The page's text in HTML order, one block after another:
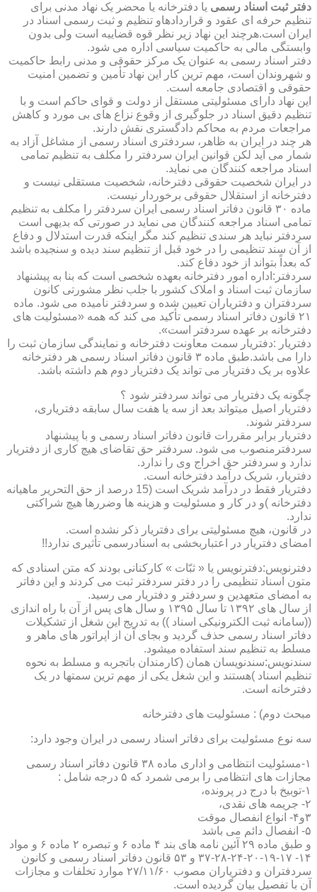
دفتر ثبت اسناد رسمی یا دفترخانه یا محضر یک نهاد مدنی برای
تنظیم حرفه ای عقود و قراردادهاو تنظیم و ثبت رسمی اسناد در
ایران است.هرچند این نهاد زیر نظر قوه قضاییه است ولی بدون
وابستگی مالی به حاکمیت سیاسی اداره می شود.
دفتر اسناد رسمی به عنوان یک مرکز حقوقی و مدنی رابط حاکمیت
و شهروندان است، مهم ترین کار این نهاد تأمین و تضمین امنیت
حقوقی و اقتصادی جامعه است.
این نهاد دارای مسئولیتی مستقل از دولت و قوای حاکم است و با
تنظیم دقیق اسناد در جلوگیری از وقوع نزاع های بی مورد و کاهش
مراجعات مردم به محاکم دادگستری نقش دارند.
هر چند در ایران به ظاهر، سردفتری اسناد رسمی از مشاغل آزاد به
شمار می آید لکن قوانین ایران سردفتر را مکلف به تنظیم تمامی
اسناد مراجعه کنندگان می نماید.
در ایران شخصیت حقوقی دفترخانه، شخصیت مستقلی نیست و
دفترخانه از استقلال حقوقی برخوردار نیست.
ماده ۳۰ قانون دفاتر اسناد رسمی ایران سردفتر را مکلف به تنظیم
تمامی اسناد مراجعه کنندگان می نماید در صورتی که بدیهی است
سردفتر نباید هر سندی تنظیم کند مگر اینکه قدرت استدلال و دفاع
از آن سند تنظیمی را در خود قبل از تنظیم سند دیده و سنجیده باشد
که بعداً بتواند از خود دفاع کند.
سردفتر:اداره امور دفترخانه بعهده شخصی است که بنا به پیشنهاد
سازمان ثبت اسناد و املاک کشور با جلب نظر مشورتی کانون
سردفتران و دفتریاران تعیین شده و سردفتر نامیده می شود. ماده
۲۱ قانون دفاتر اسناد رسمی تأکید می کند که همه «مسئولیت های
دفترخانه بر عهده سردفتر است».
دفتریار :دفتریار سمت معاونت دفترخانه و نمایندگی سازمان ثبت را
دارا می باشد.طبق ماده ۳ قانون دفاتر اسناد رسمی هر دفترخانه
علاوه بر یک دفتریار می تواند یک دفتریار دوم هم داشته باشد.
چگونه یک دفتریار می تواند سردفتر شود ؟
دفتریار اصیل میتواند بعد از سه یا هفت سال سابقه دفتریاری،
سردفتر شوند.
دفتریار برابر مقررات قانون دفاتر اسناد رسمی و با پیشنهاد
سردفترمنصوب می شود. سردفتر حق تقاضای هیچ کاری از دفتریار
ندارد و سردفتر حق اخراج وی را ندارد.
دفتریار، شریک درآمد دفترخانه است.
دفتریار فقط در درآمد شریک است (15 درصد از حق التحریر ماهیانه
دفترخانه )و در کار و مسئولیت و هزینه ها وضررها هیچ شراکتی
ندارد.
در قانون، هیچ مسئولیتی برای دفتریار ذکر نشده است.
امضای دفتریار در اعتباربخشی به اسنادرسمی تأثیری ندارد!!
دفترنویس:دفترنویس یا « ثبّات » کارکنانی بودند که متن اسنادی که
متون اسناد تنظیمی را در دفتر سردفتر ثبت می کردند و این دفاتر
به امضای متعهدین و سردفتر و دفتریار می رسید.
از سال های ۱۳۹۲ تا سال ۱۳۹۵ و سال های پس از آن با راه اندازی
((سامانه ثبت الکترونیکی اسناد )) به تدریج این شغل از تشکیلات
دفاتر اسناد رسمی حذف گردید و بجای آن از اپراتور های ماهر و
مسلط به تنظیم سند استفاده میشود.
سندنویس:سندنویسان همان (کارمندان باتجربه و مسلط به نحوه
تنظیم اسناد )هستند و این شغل یکی از مهم ترین سمتها در یک
دفترخانه است.
مبحث دوم) : مسئولیت های دفترخانه
سه نوع مسئولیت برای دفاتر اسناد رسمی در ایران وجود دارد:
۱-مسئولیت انتظامی و اداری ماده ۳۸ قانون دفاتر اسناد رسمی
مجازات های انتظامی را برمی شمرد که ۵ درجه شامل :
۱-توبیخ با درج در پرونده،
۲- جریمه های نقدی،
۳و۴- انواع انفصال موقت
۵- انفصال دائم می باشد
و طبق ماده ۲۹ آئین نامه های بند ۴ ماده ۶ و تبصره ۲ ماده ۶ و مواد
۱۴- ۱۷-۱۹-۲۰-۲۴-۲۸-۳۷ و ۵۳ قانون دفاتر اسناد رسمی و کانون
سردفتران و دفتریاران مصوب ۲۷/۱۱/۶۰ موارد تخلفات و مجازات
آن با تفصیل بیان گردیده است.